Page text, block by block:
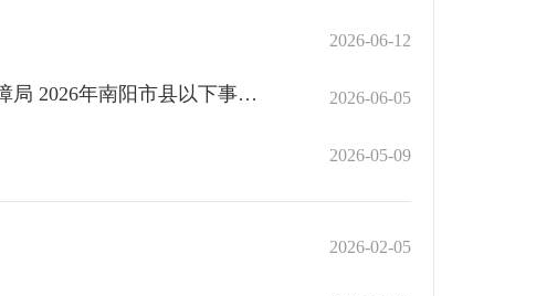
2026-06-12
2026-06-05
关于转发《中共南阳市委组织部南阳市人力资源和社会保障局 2026年南阳市县以下事业单位公开招聘联考公告》的通知
2026-05-09
2026-02-05